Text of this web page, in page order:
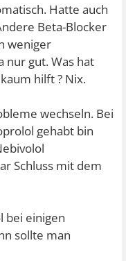
Hatte auch
Beta-Blocker
weniger
nur gut. Was hat
hilft ? Nix.
wechseln. Bei
gehabt bin
Schluss mit dem
bei einigen
sollte man